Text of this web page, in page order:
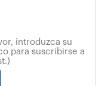
introduzca su
para suscribirse a